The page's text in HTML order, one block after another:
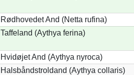
Rødhovedet And (Netta rufina)
Taffeland (Aythya ferina)
Hvidøjet And (Aythya nyroca)
Halsbåndstroldand (Aythya collaris)